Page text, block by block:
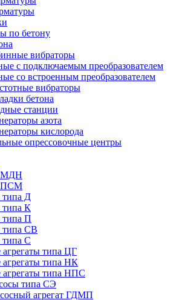
по бетону
вибраторы
с подключаемым преобразователем
со встроенным преобразователем
вибраторы
бетона
станции
азота
кислорода
опрессовочные центры
МДН
ПСМ
типа Д
типа К
типа П
типа СВ
типа С
типа ЦГ
типа НК
типа НПС
типа СЭ
агрегат ГДМП